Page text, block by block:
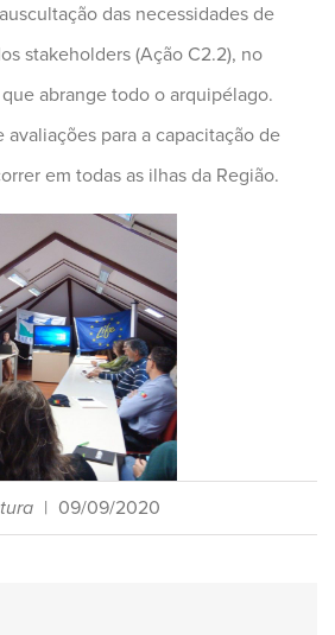
das necessidades de
stakeholders (Ação C2.2), no
abrange todo o arquipélago.
avaliações para a capacitação de
em todas as ilhas da Região.
| 09/09/2020